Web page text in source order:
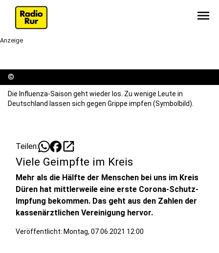
menu
Anzeige
©
Die Influenza-Saison geht wieder los. Zu wenige Leute in
Deutschland lassen sich gegen Grippe impfen (Symbolbild).
Teilen: open_in_new
Viele Geimpfte im Kreis
Mehr als die Hälfte der Menschen bei uns im Kreis
Düren hat mittlerweile eine erste Corona-Schutz-
Impfung bekommen. Das geht aus den Zahlen der
kassenärztlichen Vereinigung hervor.
Veröffentlicht: Montag, 07.06.2021 12:00